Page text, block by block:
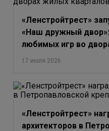
«Ленстройтрест»
«Наш дружный
любимых игр во
17 июля 2026
«Ленстройтрест»
архитекторов в